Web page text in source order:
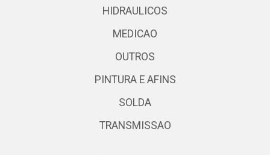
HIDRAULICOS
MEDICAO
OUTROS
PINTURA E AFINS
SOLDA
TRANSMISSAO